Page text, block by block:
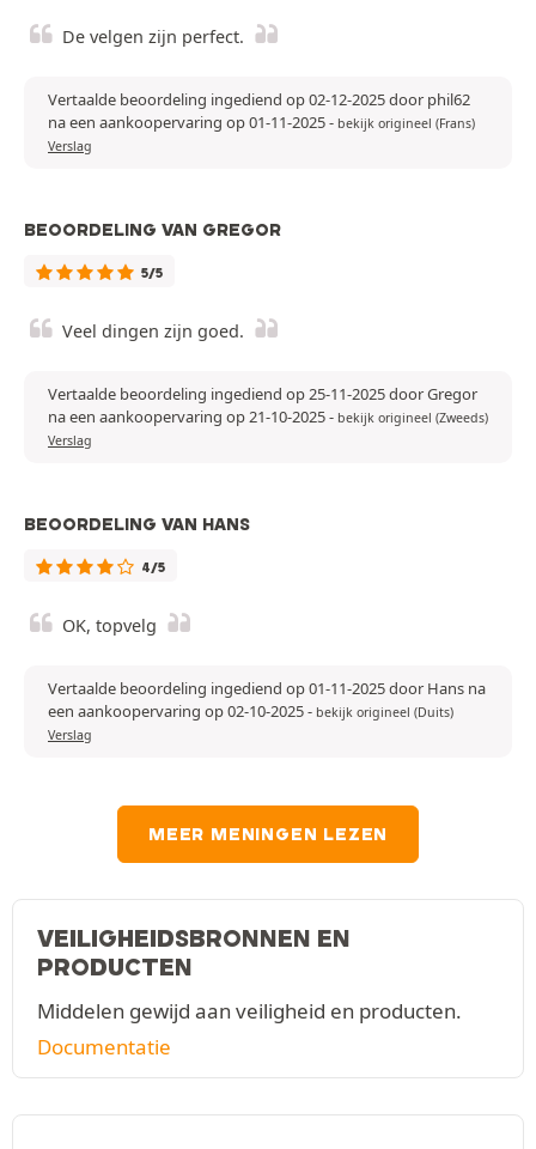
De velgen zijn perfect.
Vertaalde beoordeling ingediend op 02-12-2025 door phil62
na een aankoopervaring op 01-11-2025- bekijk origineel (Frans)
Verslag
BEOORDELING VAN GREGOR
5/5
Veel dingen zijn goed.
Vertaalde beoordeling ingediend op 25-11-2025 door Gregor
na een aankoopervaring op 21-10-2025- bekijk origineel (Zweeds)
Verslag
BEOORDELING VAN HANS
4/5
OK, topvelg
Vertaalde beoordeling ingediend op 01-11-2025 door Hans na
een aankoopervaring op 02-10-2025- bekijk origineel (Duits)
Verslag
MEER MENINGEN LEZEN
VEILIGHEIDSBRONNEN EN
PRODUCTEN
Middelen gewijd aan veiligheid en producten.
Documentatie